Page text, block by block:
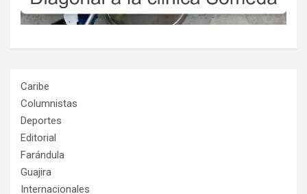
Caribe
Columnistas
Deportes
Editorial
Farándula
Guajira
Internacionales